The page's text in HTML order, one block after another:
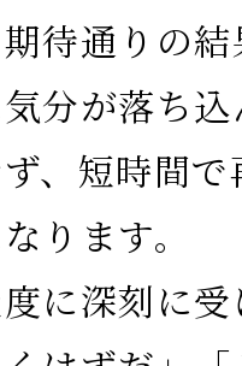
待通りの
分が落ち
、短時間
ります。
に深刻に